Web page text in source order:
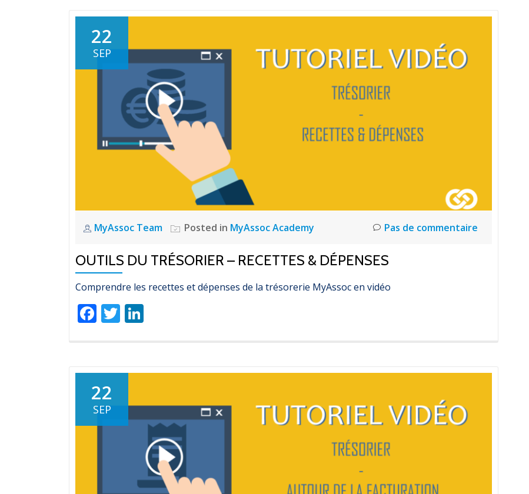
22
SEP
MyAssoc Team Posted in MyAssoc Academy Pas de commentaire
OUTILS DU TRÉSORIER – RECETTES & DÉPENSES
Comprendre les recettes et dépenses de la trésorerie MyAssoc en vidéo
Facebook
Twitter
22
SEP